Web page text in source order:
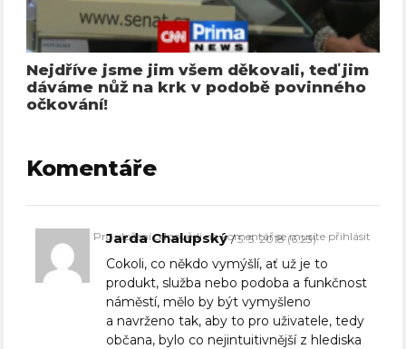
Nejdříve jsme jim všem děkovali, teď jim
dáváme nůž na krk v podobě povinného
očkování!
Komentáře
Jarda Chalupský 5. 5. 2018 (6:23)
Cokoli, co někdo vymýšlí, ať už je to
produkt, služba nebo podoba a funkčnost
náměstí, mělo by být vymyšleno
a navrženo tak, aby to pro uživatele, tedy
občana, bylo co nejintuitivnější z hlediska
Pro vložení odpovědi na komentář se musíte přihlásit